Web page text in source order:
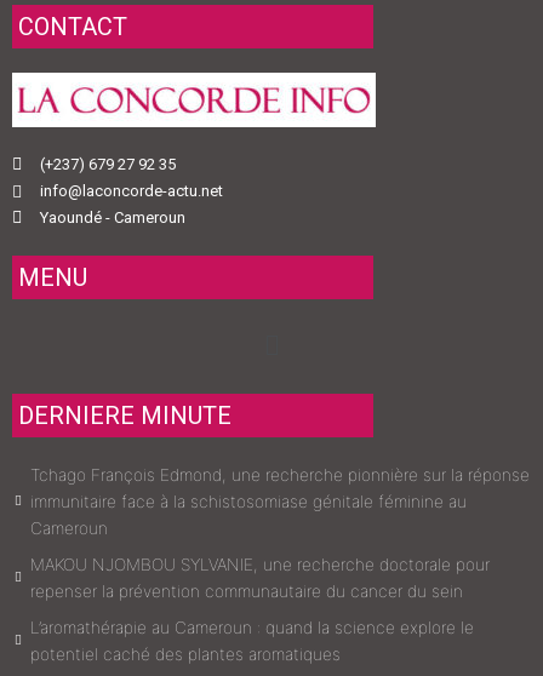
CONTACT
(+237) 679 27 92 35
info@laconcorde-actu.net
Yaoundé - Cameroun
MENU
DERNIERE MINUTE
Tchago François Edmond, une recherche pionnière sur la réponse
immunitaire face à la schistosomiase génitale féminine au
Cameroun
MAKOU NJOMBOU SYLVANIE, une recherche doctorale pour
repenser la prévention communautaire du cancer du sein
L’aromathérapie au Cameroun : quand la science explore le
potentiel caché des plantes aromatiques